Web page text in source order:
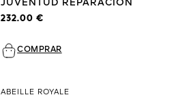
JUVENTUD REPARACIÓN
INTENSA
232.00 €
COMPRAR
ABEILLE ROYALE